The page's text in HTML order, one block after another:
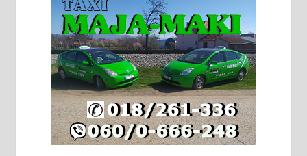
грејање на гас и дрва. Две
адресе. 063/71-74-023
Издајем комплетно опремљену
халу на Житковачком путу, на
плацу површине око 7 ари.
064/321-80-51; 063/102-35-25